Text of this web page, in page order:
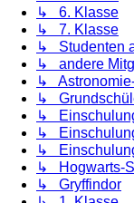
↳ 6. Klasse
↳ 7. Klasse
↳ Studenten
↳ andere
↳
↳
↳
↳
↳
↳ Hogwarts-
↳ Gryffindor